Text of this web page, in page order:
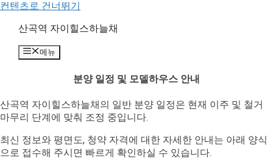
컨텐츠로 건너뛰기
산곡역 자이힐스하늘채
메뉴
분양 일정 및 모델하우스 안내
산곡역 자이힐스하늘채의 일반 분양 일정은 현재 이주 및 철거
마무리 단계에 맞춰 조정 중입니다.
최신 정보와 평면도, 청약 자격에 대한 자세한 안내는 아래 양식
으로 접수해 주시면 빠르게 확인하실 수 있습니다.